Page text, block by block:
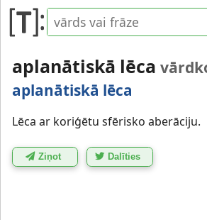
aplanātiskā lēca
aplanātiskā lēca
Lēca ar koriģētu sfērisko aberāciju.
Ziņot Dalīties